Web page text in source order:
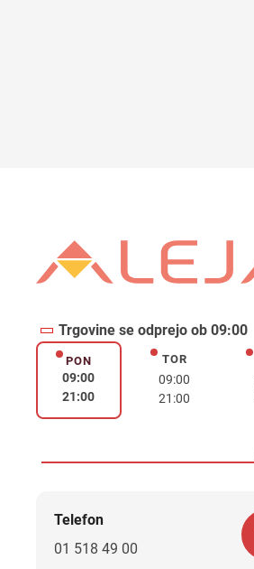
Trgovine se odprejo ob 09:00
PONponedeljek
09:00
21:00
TORtorek
09:00
21:00
Telefon
01 518 49 00